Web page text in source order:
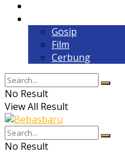
Gosip
Film
Cerbung
No Result
View All Result
No Result